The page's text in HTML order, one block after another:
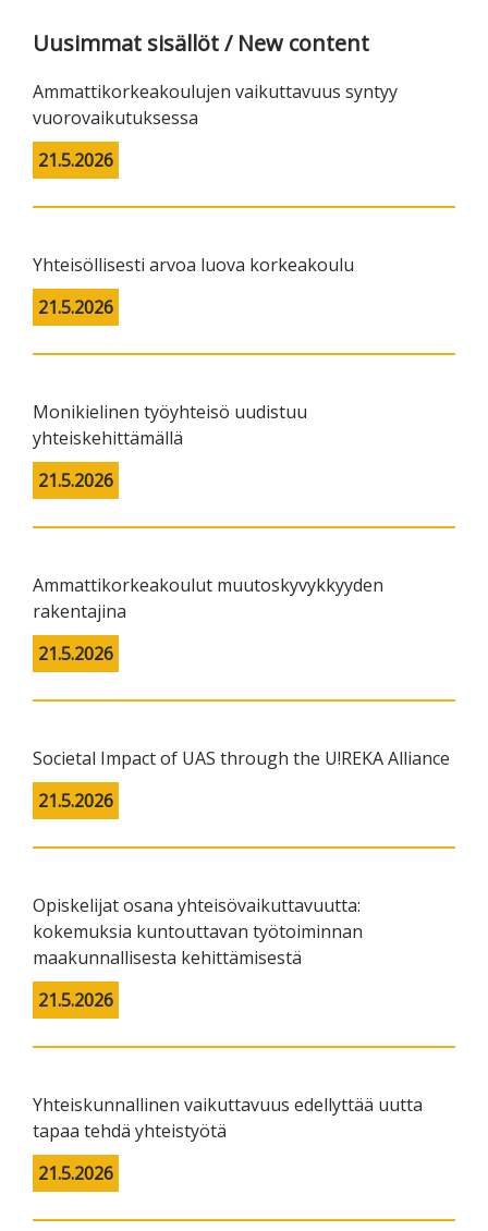
Uusimmat sisällöt / New content
Ammattikorkeakoulujen vaikuttavuus syntyy
vuorovaikutuksessa
21.5.2026
Yhteisöllisesti arvoa luova korkeakoulu
21.5.2026
Monikielinen työyhteisö uudistuu
yhteiskehittämällä
21.5.2026
Ammattikorkeakoulut muutoskyvykkyyden
rakentajina
21.5.2026
Societal Impact of UAS through the U!REKA Alliance
21.5.2026
Opiskelijat osana yhteisövaikuttavuutta:
kokemuksia kuntouttavan työtoiminnan
maakunnallisesta kehittämisestä
21.5.2026
Yhteiskunnallinen vaikuttavuus edellyttää uutta
tapaa tehdä yhteistyötä
21.5.2026